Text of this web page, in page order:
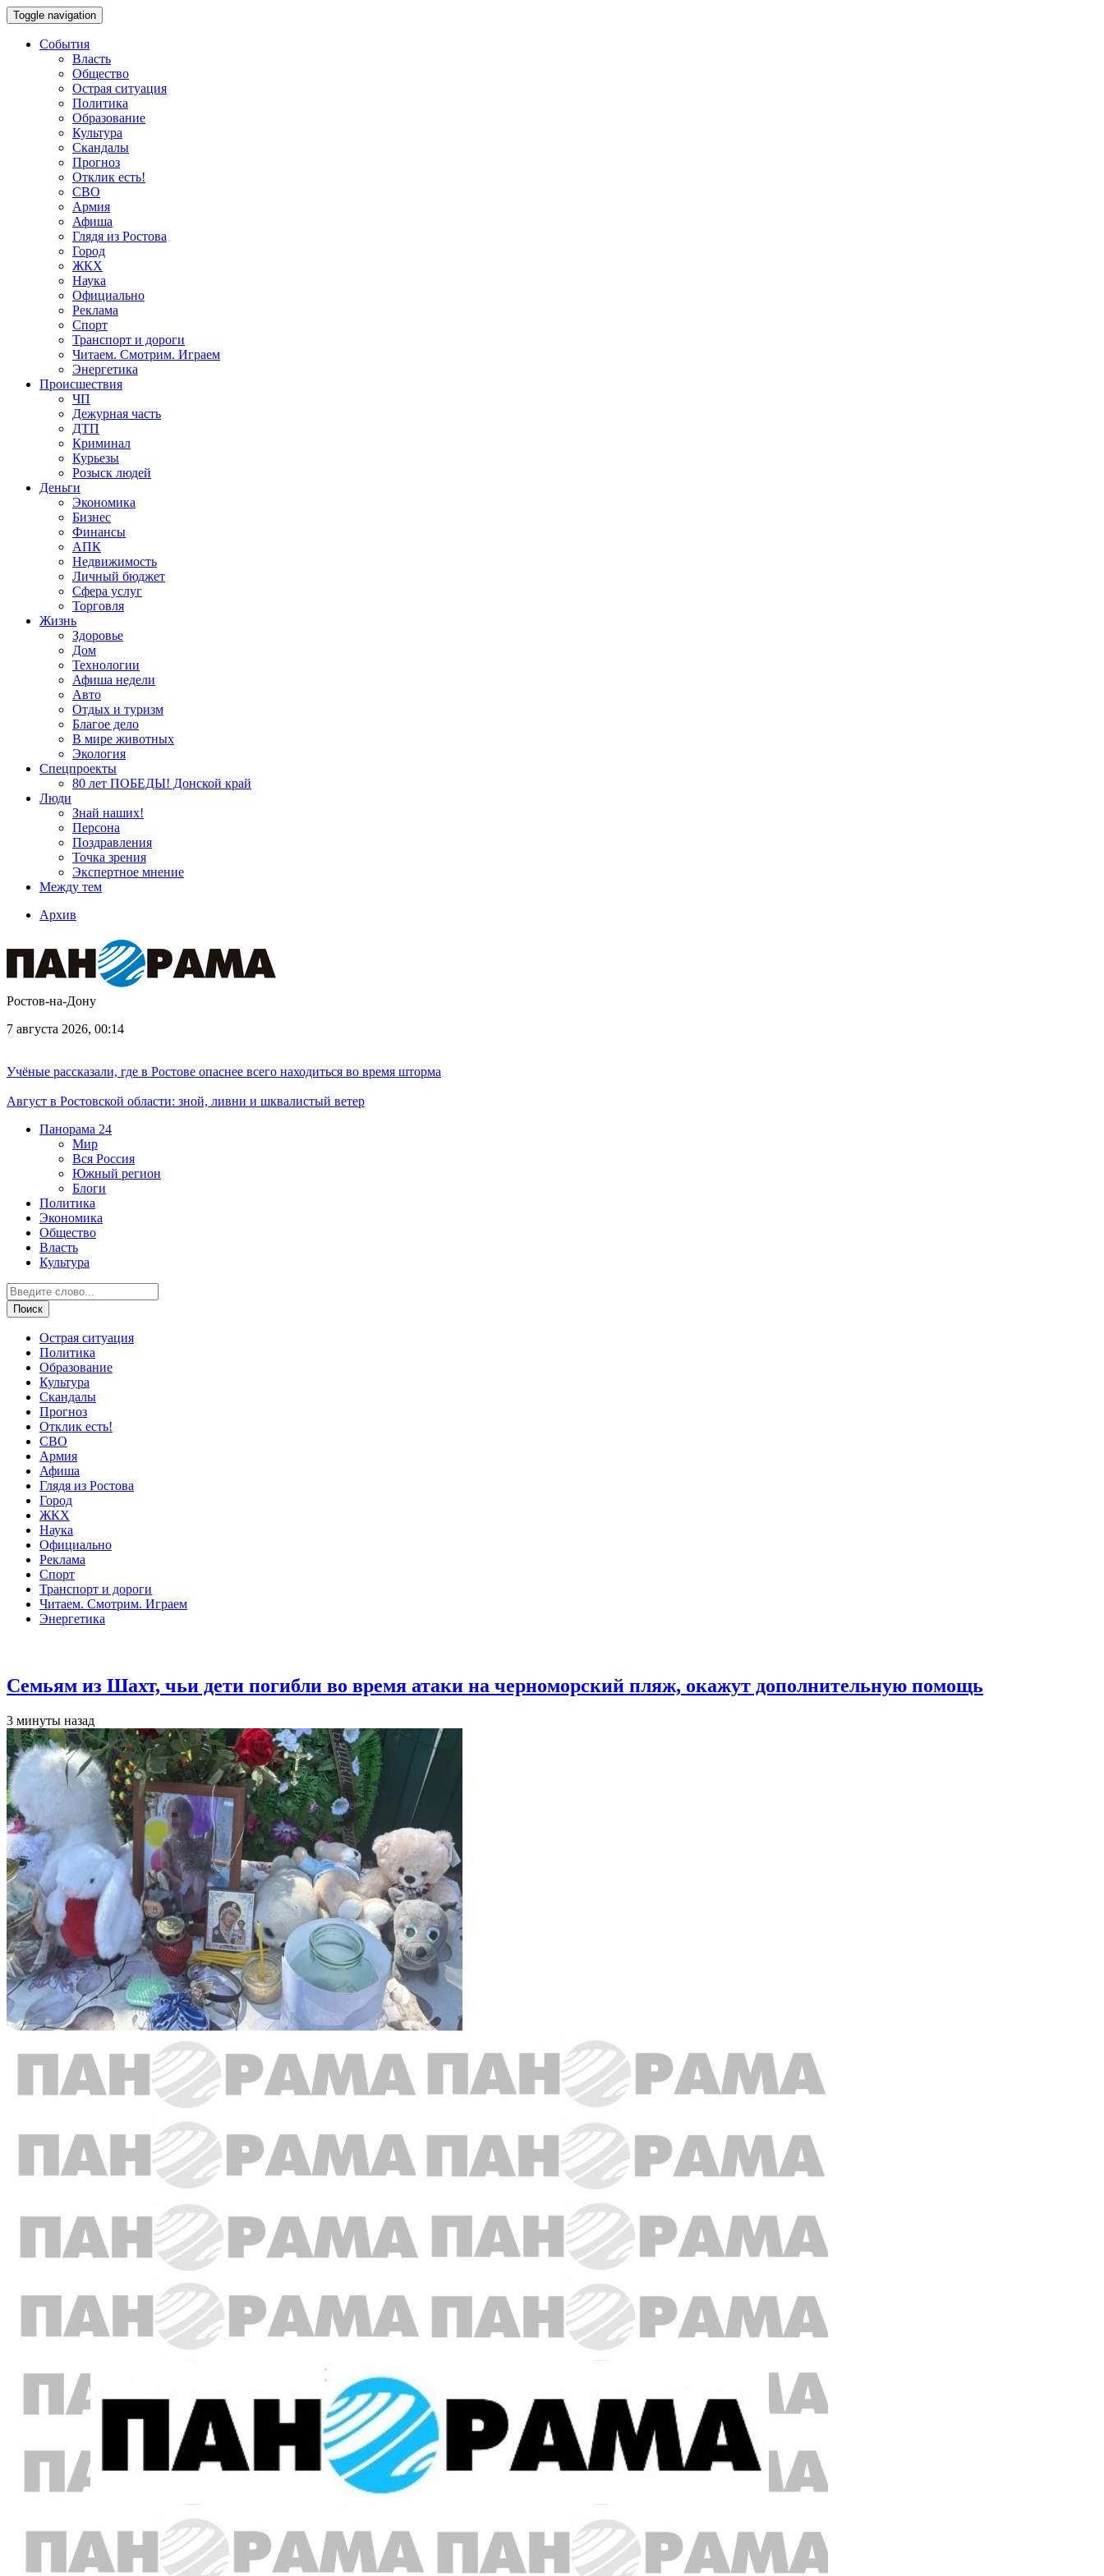
Toggle navigation
События
Власть
Общество
Острая ситуация
Политика
Образование
Культура
Скандалы
Прогноз
Отклик есть!
СВО
Армия
Афиша
Глядя из Ростова
Город
ЖКХ
Наука
Официально
Реклама
Спорт
Транспорт и дороги
Читаем. Смотрим. Играем
Энергетика
Происшествия
ЧП
Дежурная часть
ДТП
Криминал
Курьезы
Розыск людей
Деньги
Экономика
Бизнес
Финансы
АПК
Недвижимость
Личный бюджет
Сфера услуг
Торговля
Жизнь
Здоровье
Дом
Технологии
Афиша недели
Авто
Отдых и туризм
Благое дело
В мире животных
Экология
Спецпроекты
80 лет ПОБЕДЫ! Донской край
Люди
Знай наших!
Персона
Поздравления
Точка зрения
Экспертное мнение
Между тем
Архив
Ростов-на-Дону
7 августа 2026, 00:14
Учёные рассказали, где в Ростове опаснее всего находиться во время шторма
Август в Ростовской области: зной, ливни и шквалистый ветер
Панорама 24
Мир
Вся Россия
Южный регион
Блоги
Политика
Экономика
Общество
Власть
Культура
Острая ситуация
Политика
Образование
Культура
Скандалы
Прогноз
Отклик есть!
СВО
Армия
Афиша
Глядя из Ростова
Город
ЖКХ
Наука
Официально
Реклама
Спорт
Транспорт и дороги
Читаем. Смотрим. Играем
Энергетика
Семьям из Шахт, чьи дети погибли во время атаки на черноморский пляж, окажут дополнительную помощь
3 минуты назад